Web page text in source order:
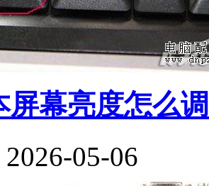
屏幕亮度怎么
2026-05-06